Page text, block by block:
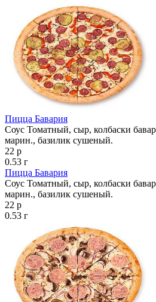
Пицца Бавария
Соус Томатный, сыр, колбаски
марин., базилик сушеный.
22 р
0.53 г
Пицца Бавария
Соус Томатный, сыр, колбаски
марин., базилик сушеный.
22 р
0.53 г